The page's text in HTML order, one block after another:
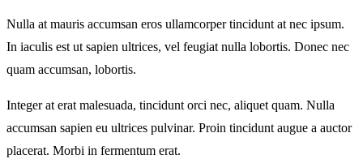
Nulla at mauris accumsan eros ullamcorper tincidunt at nec ipsum.
In iaculis est ut sapien ultrices, vel feugiat nulla lobortis. Donec nec
quam accumsan, lobortis.
Integer at erat malesuada, tincidunt orci nec, aliquet quam. Nulla
accumsan sapien eu ultrices pulvinar. Proin tincidunt augue a auctor
placerat. Morbi in fermentum erat.